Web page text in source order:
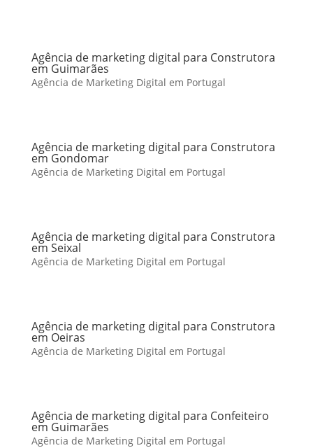
Agência de marketing digital para Construtora
em Guimarães
Agência de Marketing Digital em Portugal
Agência de marketing digital para Construtora
em Gondomar
Agência de Marketing Digital em Portugal
Agência de marketing digital para Construtora
em Seixal
Agência de Marketing Digital em Portugal
Agência de marketing digital para Construtora
em Oeiras
Agência de Marketing Digital em Portugal
Agência de marketing digital para Confeiteiro
em Guimarães
Agência de Marketing Digital em Portugal